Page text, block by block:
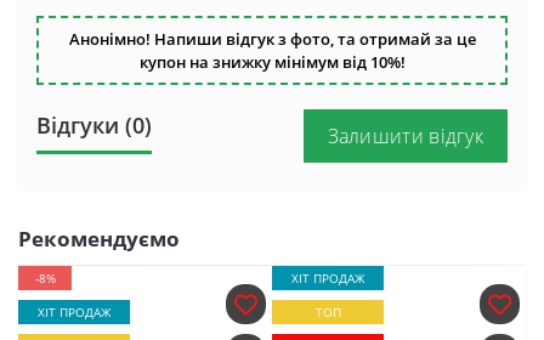
Анонімно! Напиши відгук з фото, та отримай за це
купон на знижку мінімум від 10%!
Відгуки (0) Залишити відгук
Рекомендуємо
-8%
ХІТ ПРОДАЖ
ХІТ ПРОДАЖ
ТОП